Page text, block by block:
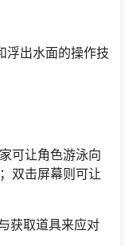
浮出水面的操作技
可让角色游泳向
双击屏幕则可让
获取道具来应对